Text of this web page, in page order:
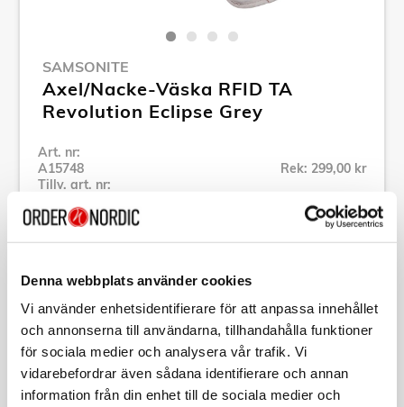
Denna webbplats använder cookies
Vi använder enhetsidentifierare för att anpassa innehållet
och annonserna till användarna, tillhandahålla funktioner
för sociala medier och analysera vår trafik. Vi
vidarebefordrar även sådana identifierare och annan
information från din enhet till de sociala medier och
SAMSONITE
Axel/Nacke-Väska RFID TA
Revolution Eclipse Grey
Art. nr:
A15748
Tillv. art. nr:
Rek: 299,00 kr
Se alla produkter inom Samsonite
Beskrivning
Art. nr:A15748